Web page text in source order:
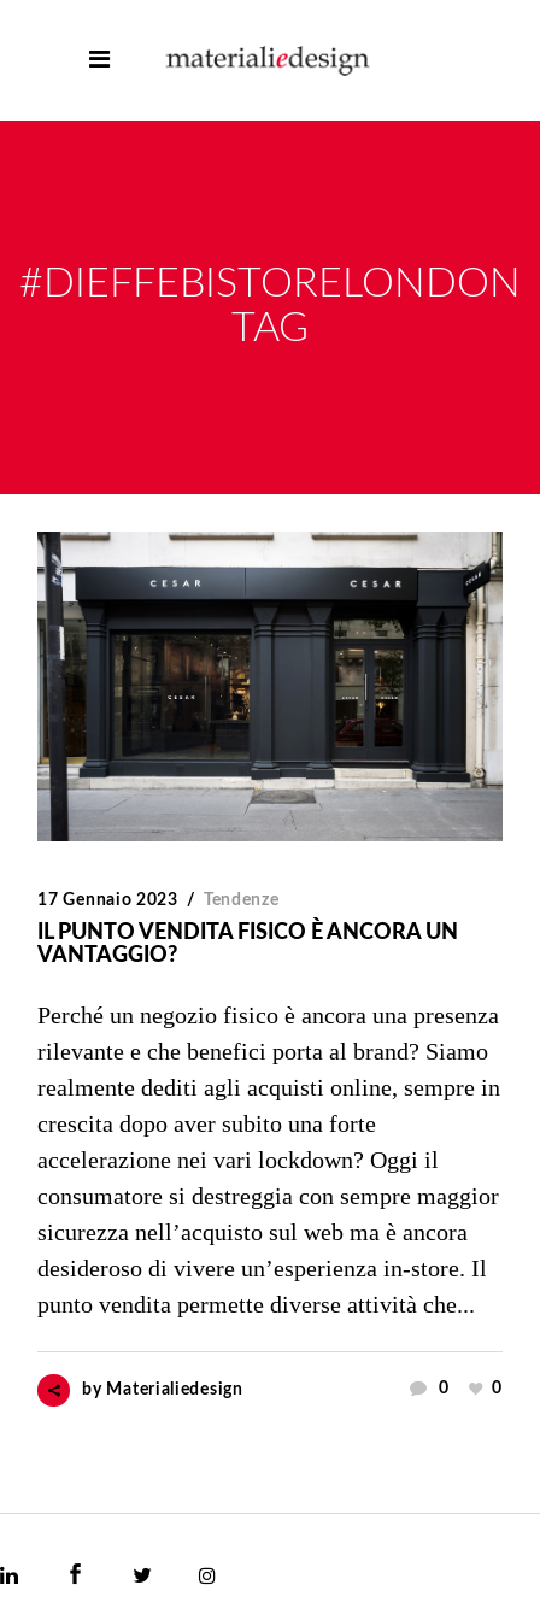
#DIEFFEBISTORELONDON
TAG
17 Gennaio 2023 Tendenze
IL PUNTO VENDITA FISICO È ANCORA UN
VANTAGGIO?
Perché un negozio fisico è ancora una presenza
rilevante e che benefici porta al brand? Siamo
realmente dediti agli acquisti online, sempre in
crescita dopo aver subito una forte
accelerazione nei vari lockdown? Oggi il
consumatore si destreggia con sempre maggior
sicurezza nell’acquisto sul web ma è ancora
desideroso di vivere un’esperienza in-store. Il
punto vendita permette diverse attività che...
by Materialiedesign 0 0